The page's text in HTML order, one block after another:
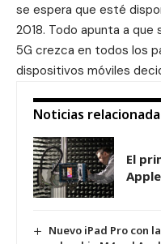
se espera que esté
2018. Todo apunta a que
5G crezca en todos los
dispositivos móviles
Noticias
El
Nuevo iPad Pro con